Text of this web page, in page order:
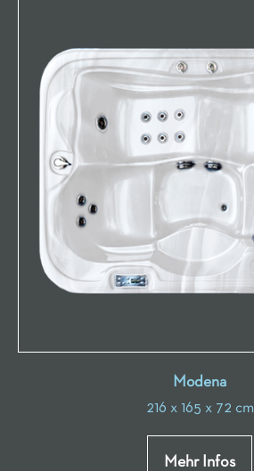
Modena
216 x 165 x 72 cm
Mehr Infos